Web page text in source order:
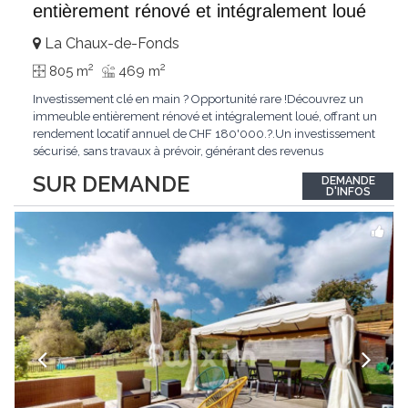
entièrement rénové et intégralement loué
SUR DEMANDE
La Chaux-de-Fonds
805 m2 469 m2
Investissement clé en main ? Opportunité rare !Découvrez un
immeuble entièrement rénové et intégralement loué, offrant un
rendement locatif annuel de CHF 180'000.?.Un investissement
sécurisé, sans travaux à prévoir, générant des revenus
d'informations ou recevoir le dossier.
DEMANDE
D'INFOS